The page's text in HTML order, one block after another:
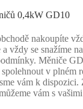
0,4kW GD10
nakoupíte
vždy se snažíme
Měniče
spolehnout v plném
vám k dispozici.
vám s